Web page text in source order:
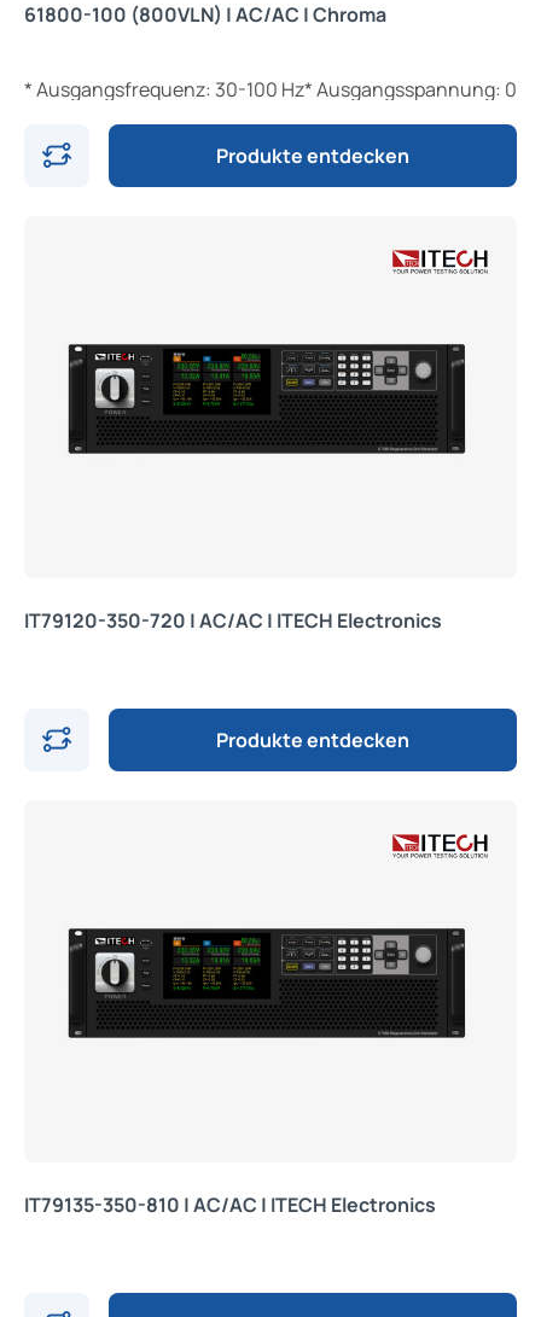
61800-100 (800VLN) | AC/AC | Chroma
* Ausgangsfrequenz: 30-100 Hz* Ausgangsspannung: 0-
Produkte entdecken
IT79120-350-720 | AC/AC | ITECH Electronics
Produkte entdecken
IT79135-350-810 | AC/AC | ITECH Electronics